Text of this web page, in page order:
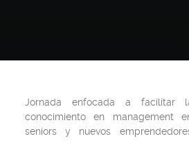
Jornada enfocada a facilitar
conocimiento en management
seniors y nuevos